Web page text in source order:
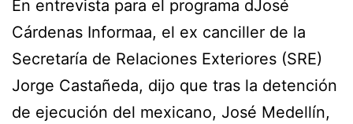
En entrevista para el programa dJosé
Cárdenas Informaa, el ex canciller de la
Secretaría de Relaciones Exteriores (SRE)
Jorge Castañeda, dijo que tras la detención
de ejecución del mexicano, José Medellín,